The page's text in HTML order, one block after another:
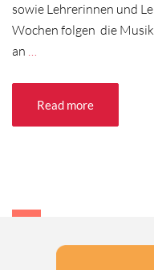
sowie Lehrerinnen und
Wochen folgen die
an …
Read more